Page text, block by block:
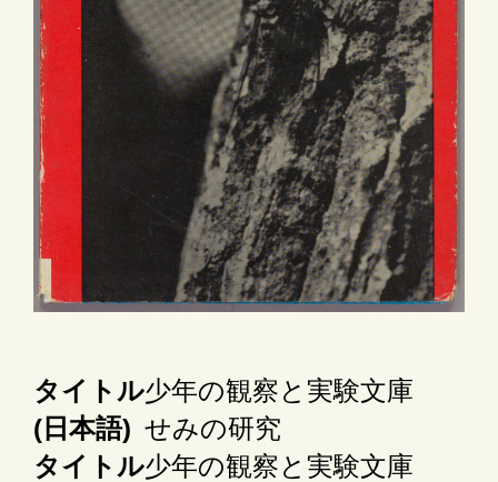
タイトル
(日本語)
少年の観察と実験文庫
せみの研究
タイトル少年の観察と実験文庫